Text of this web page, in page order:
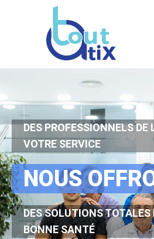
DES PROFESSIONNELS DE
VOTRE SERVICE
NOUS
DES SOLUTIONS TOTALES
BONNE SANTÉ